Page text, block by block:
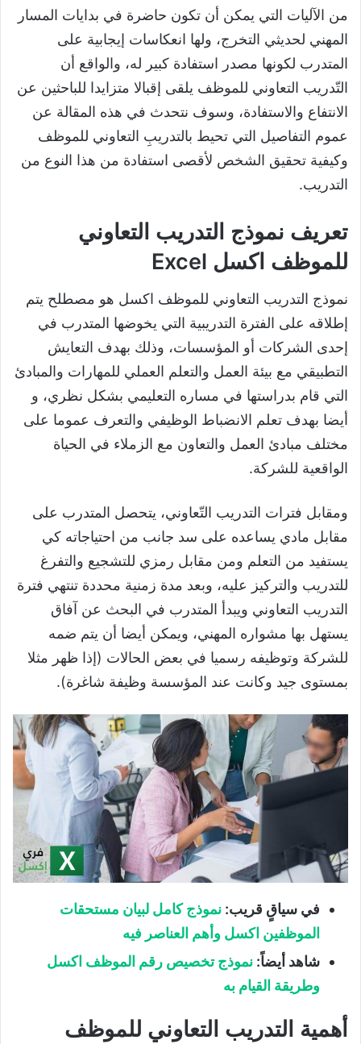
من الآليات التي يمكن أن تكون حاضرة في بدايات المسار
المهني لحديثي التخرج، ولها انعكاسات إيجابية على
المتدرب لكونها مصدر استفادة كبير له، والواقع أن
التّدريب التعاوني للموظف يلقى إقبالا متزايدا للباحثين عن
الانتفاع والاستفادة، وسوف نتحدث في هذه المقالة عن
عموم التفاصيل التي تحيط بالتدريبِ التعاوني للموظف
وكيفية تحقيق الشخص لأقصى استفادة من هذا النوع من
التدريب.
تعريف نموذج التدريب التعاوني
للموظف اكسل Excel
نموذج التدريب التعاوني للموظف اكسل هو مصطلح يتم
إطلاقه على الفترة التدريبية التي يخوضها المتدرب في
إحدى الشركات أو المؤسسات، وذلك بهدف التعايش
التطبيقي مع بيئة العمل والتعلم العملي للمهارات والمبادئ
التي قام بدراستها في مساره التعليمي بشكل نظري، و
أيضا بهدف تعلم الانضباط الوظيفي والتعرف عموما على
مختلف مبادئ العمل والتعاون مع الزملاء في الحياة
الواقعية للشركة.
ومقابل فترات التدريب التّعاوني، يتحصل المتدرب على
مقابل مادي يساعده على سد جانب من احتياجاته كي
يستفيد من التعلم ومن مقابل رمزي للتشجيع والتفرغ
للتدريب والتركيز عليه، وبعد مدة زمنية محددة تنتهي فترة
التدريب التعاوني ويبدأ المتدرب في البحث عن آفاق
يستهل بها مشواره المهني، ويمكن أيضا أن يتم ضمه
للشركة وتوظيفه رسميا في بعض الحالات (إذا ظهر مثلا
بمستوى جيد وكانت عند المؤسسة وظيفة شاغرة).
في سياقٍ قريب: نموذج كامل لبيان مستحقات
الموظفين اكسل وأهم العناصر فيه
شاهد أيضاً: نموذج تخصيص رقم الموظف اكسل
وطريقة القيام به
أهمية التدريب التعاوني للموظف